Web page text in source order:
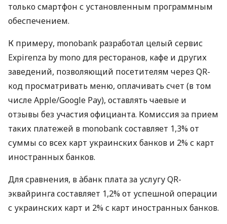
только смартфон с установленным программным
обеспечением.
К примеру, monobank разработал целый сервис
Expirenza by mono для ресторанов, кафе и других
заведений, позволяющий посетителям через QR-
код просматривать меню, оплачивать счет (в том
числе Apple/Google Pay), оставлять чаевые и
отзывы без участия официанта. Комиссия за прием
таких платежей в monobank составляет 1,3% от
суммы со всех карт украинских банков и 2% с карт
иностранных банков.
Для сравнения, в àбанк плата за услугу QR-
эквайринга составляет 1,2% от успешной операции
с украинских карт и 2% с карт иностранных банков.